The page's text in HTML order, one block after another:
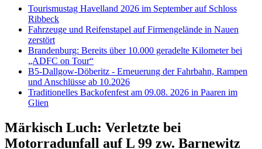
Tourismustag Havelland 2026 im September auf Schloss
Ribbeck
Fahrzeuge und Reifenstapel auf Firmengelände in Nauen
zerstört
Brandenburg: Bereits über 10.000 geradelte Kilometer bei
„ADFC on Tour“
B5-Dallgow-Döberitz - Erneuerung der Fahrbahn, Rampen
und Anschlüsse ab 10.2026
Traditionelles Backofenfest am 09.08. 2026 in Paaren im
Glien
Märkisch Luch: Verletzte bei
Motorradunfall auf L 99 zw. Barnewitz